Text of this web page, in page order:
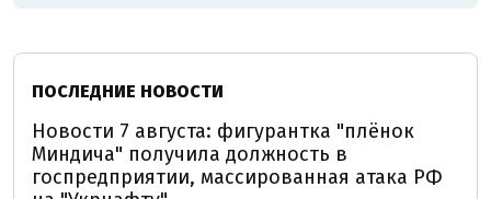
ПОСЛЕДНИЕ НОВОСТИ
Новости 7 августа: фигурантка "плёнок
Миндича" получила должность в
госпредприятии, массированная атака РФ